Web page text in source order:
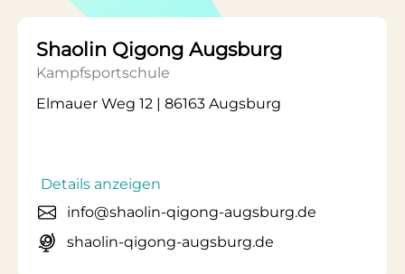
Shaolin Qigong Augsburg
Kampfsportschule
Elmauer Weg 12 | 86163 Augsburg
Details anzeigen
info@shaolin-qigong-augsburg.de
shaolin-qigong-augsburg.de